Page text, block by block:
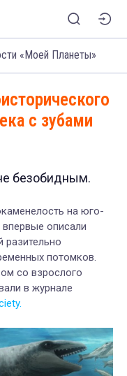
«Моей Планеты»
с зубами
безобидным.
на юго-
описали
разительно
потомков.
со взрослого
в журнале